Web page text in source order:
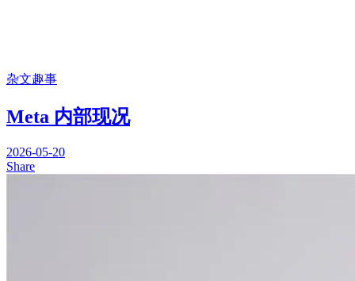
杂文趣事
Meta 内部现况
2026-05-20
Share